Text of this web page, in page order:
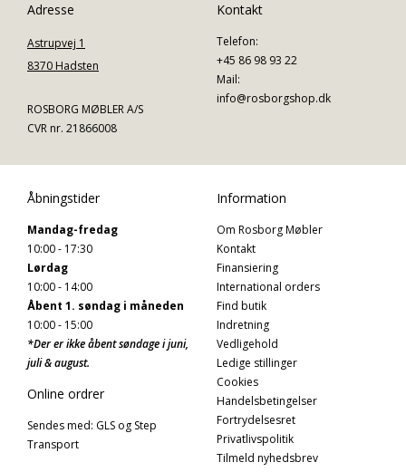
Adresse
Astrupvej 1
8370 Hadsten
ROSBORG MØBLER A/S
CVR nr. 21866008
Kontakt
Telefon:
+45 86 98 93 22
Mail:
info@rosborgshop.dk
Åbningstider
Mandag-fredag
10:00 - 17:30
Lørdag
10:00 - 14:00
Åbent 1. søndag i måneden
10:00 - 15:00
*Der er ikke åbent søndage i juni,
juli & august.
Online ordrer
Sendes med: GLS og Step
Transport
Information
Om Rosborg Møbler
Kontakt
Finansiering
International orders
Find butik
Indretning
Vedligehold
Ledige stillinger
Cookies
Handelsbetingelser
Fortrydelsesret
Privatlivspolitik
Tilmeld nyhedsbrev